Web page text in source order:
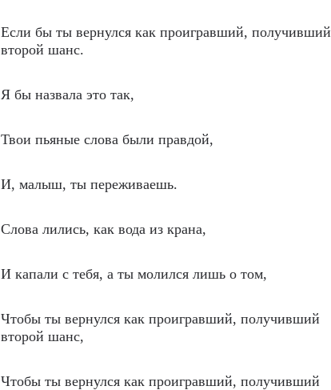
Если бы ты вернулся как проигравший, получивший
второй шанс.
Я бы назвала это так,
Твои пьяные слова были правдой,
И, малыш, ты переживаешь.
Слова лились, как вода из крана,
И капали с тебя, а ты молился лишь о том,
Чтобы ты вернулся как проигравший, получивший
второй шанс,
Чтобы ты вернулся как проигравший, получивший